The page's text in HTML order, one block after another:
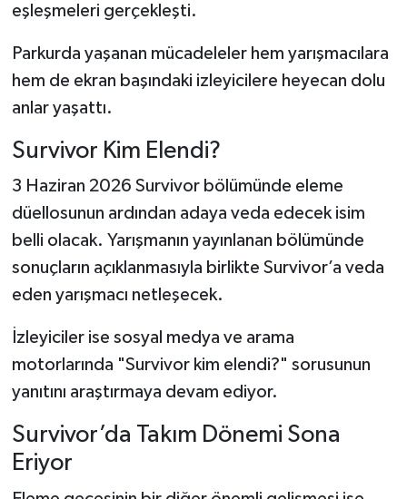
eşleşmeleri gerçekleşti.
Parkurda yaşanan mücadeleler hem yarışmacılara
hem de ekran başındaki izleyicilere heyecan dolu
anlar yaşattı.
Survivor Kim Elendi?
3 Haziran 2026 Survivor bölümünde eleme
düellosunun ardından adaya veda edecek isim
belli olacak. Yarışmanın yayınlanan bölümünde
sonuçların açıklanmasıyla birlikte Survivor’a veda
eden yarışmacı netleşecek.
İzleyiciler ise sosyal medya ve arama
motorlarında "Survivor kim elendi?" sorusunun
yanıtını araştırmaya devam ediyor.
Survivor’da Takım Dönemi Sona
Eriyor